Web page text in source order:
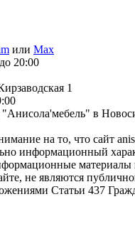
или Max
20:00
1
"Анисола'мебель" в
на то, что сайт
информационный
не являются
Статьи 437